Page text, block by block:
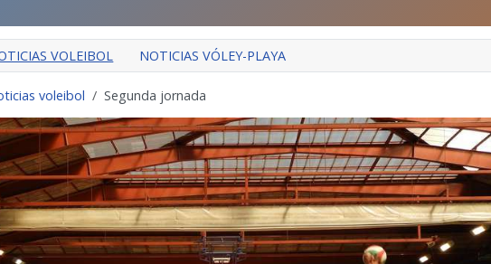
VOLEIBOL NOTICIAS VÓLEY-PLAYA
voleibol Segunda jornada